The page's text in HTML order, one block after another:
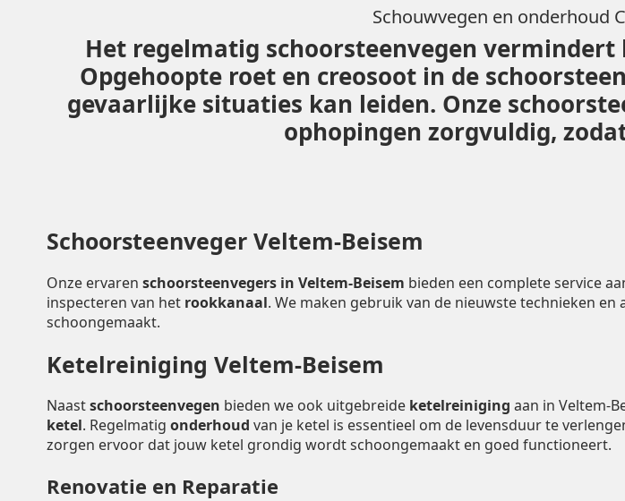
Schouwvegen en onderhoud
Het regelmatig schoorsteenvegen
Opgehoopte roet en creosoot in de
gevaarlijke situaties kan leiden. Onze
ophopingen zorgvuldig,
Schoorsteenveger Veltem-Beisem
Onze ervaren schoorsteenvegers in Veltem-Beisem bieden een complete service
inspecteren van het rookkanaal. We maken gebruik van de nieuwste technieken
schoongemaakt.
Ketelreiniging Veltem-Beisem
Naastschoorsteenvegen bieden we ook uitgebreide ketelreiniging aan in Veltem-
ketel. Regelmatig onderhoud van je ketel is essentieel om de levensduur te
zorgen ervoor dat jouw ketel grondig wordt schoongemaakt en goed functioneert.
Renovatie en Reparatie